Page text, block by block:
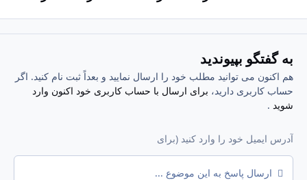
به گفتگو بپیوندید
هم اکنون می توانید مطلب خود را ارسال نمایید و بعداً ثبت نام کنید. اگر
حساب کاربری دارید، برای ارسال با حساب کاربری خود اکنون وارد
شوید .
ارسال پاسخ به این موضوع ...